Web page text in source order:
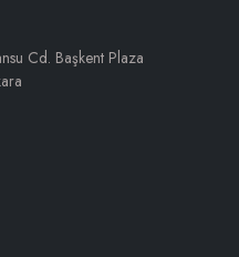
Cd. Başkent Plaza